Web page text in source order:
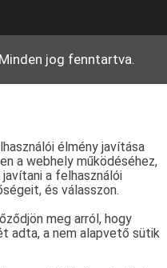
jog fenntartva.
élmény javítása
a webhely működéséhez,
a felhasználói
és válasszon.
meg arról, hogy
adta, a nem alapvető sütik